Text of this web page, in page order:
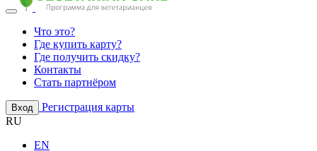
Что это?
Где купить карту?
Где получить скидку?
Контакты
Стать партнёром
Вход
Регистрация карты
RU
EN